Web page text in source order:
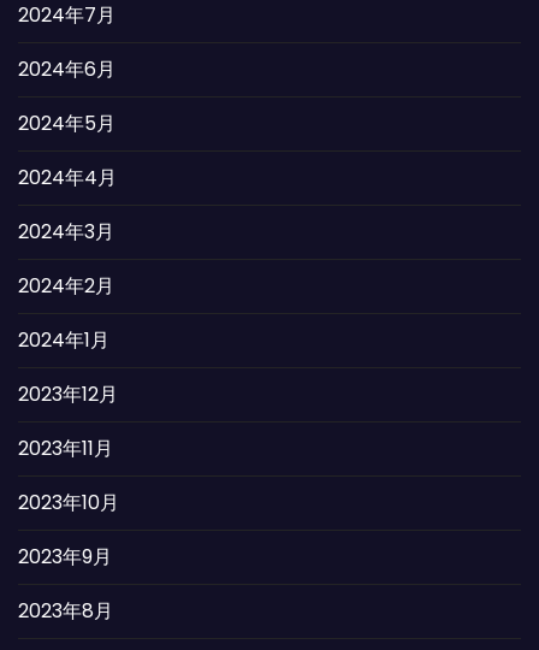
2024年7月
2024年6月
2024年5月
2024年4月
2024年3月
2024年2月
2024年1月
2023年12月
2023年11月
2023年10月
2023年9月
2023年8月